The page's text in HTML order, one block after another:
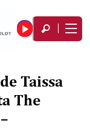
Taissa
The